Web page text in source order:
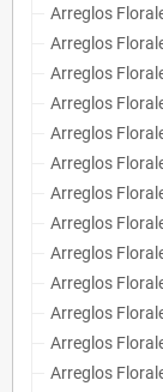
Arreglos
Arreglos
Arreglos
Arreglos
Arreglos
Arreglos
Arreglos
Arreglos
Arreglos
Arreglos
Arreglos
Arreglos
Arreglos